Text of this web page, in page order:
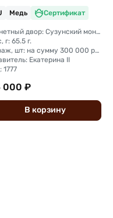
Медь Сертификат
Монетный двор: Сузунский монетный двор (Сибирь)
г: 65.5 г.
Тираж, шт: на сумму 300 000 рублей (сумма 10 копеек + 5 копеек +2 копейки + 1 копейка + денга + полушка)
Екатерина II
1777
000 ₽
В корзину